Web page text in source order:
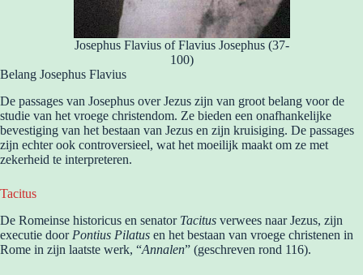
Josephus Flavius of Flavius Josephus (37-
100)
Belang Josephus Flavius
De passages van Josephus over Jezus zijn van groot belang voor de
studie van het vroege christendom. Ze bieden een onafhankelijke
bevestiging van het bestaan van Jezus en zijn kruisiging. De passages
zijn echter ook controversieel, wat het moeilijk maakt om ze met
zekerheid te interpreteren.
Tacitus
De Romeinse historicus en senator Tacitus verwees naar Jezus, zijn
executie door Pontius Pilatus en het bestaan van vroege christenen in
Rome in zijn laatste werk, “Annalen” (geschreven rond 116).